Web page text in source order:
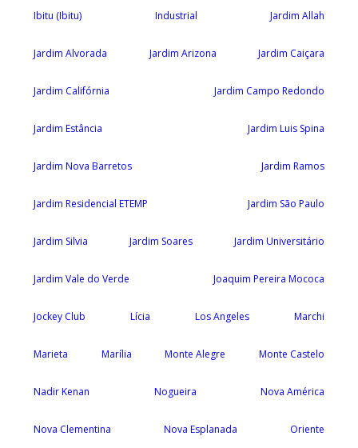
Ibitu (Ibitu) Industrial Jardim Allah
Jardim Alvorada Jardim Arizona Jardim Caiçara
Jardim Califórnia Jardim Campo Redondo
Jardim Estância Jardim Luis Spina
Jardim Nova Barretos Jardim Ramos
Jardim Residencial ETEMP Jardim São Paulo
Jardim Silvia Jardim Soares Jardim Universitário
Jardim Vale do Verde Joaquim Pereira Mococa
Jockey Club Lícia Los Angeles Marchi
Marieta Marília Monte Alegre Monte Castelo
Nadir Kenan Nogueira Nova América
Nova Clementina Nova Esplanada Oriente